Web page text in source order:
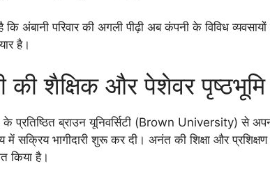
अंबानी परिवार की अगली पीढ़ी अब कंपनी के विविध
है।
की शैक्षिक और पेशेवर पृष्ठभूमि
प्रतिष्ठित ब्राउन यूनिवर्सिटी (Brown University) से
में सक्रिय भागीदारी शुरू कर दी। अनंत की शिक्षा और
किया है।